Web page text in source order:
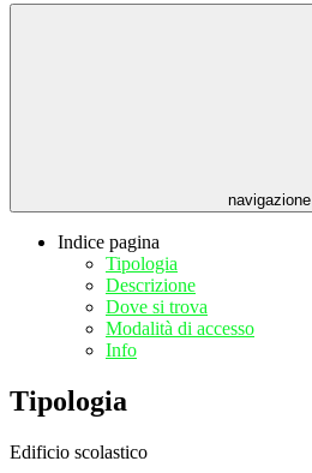
navigazione
Indice pagina
Tipologia
Descrizione
Dove si trova
Modalità di accesso
Info
Tipologia
Edificio scolastico